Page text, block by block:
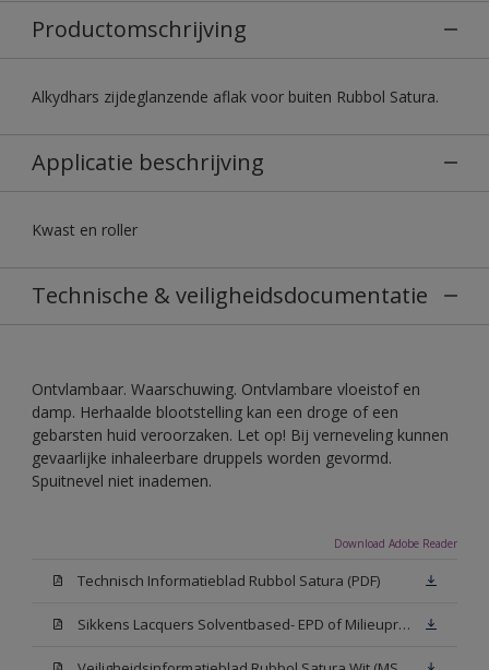
Productomschrijving
Alkydhars zijdeglanzende aflak voor buiten Rubbol Satura.
Applicatie beschrijving
Kwast en roller
Technische & veiligheidsdocumentatie
Ontvlambaar. Waarschuwing. Ontvlambare vloeistof en
damp. Herhaalde blootstelling kan een droge of een
gebarsten huid veroorzaken. Let op! Bij verneveling kunnen
gevaarlijke inhaleerbare druppels worden gevormd.
Spuitnevel niet inademen.
Download Adobe Reader
Technisch Informatieblad Rubbol Satura (PDF)
Sikkens Lacquers Solventbased- EPD of Milieuproductverklaring